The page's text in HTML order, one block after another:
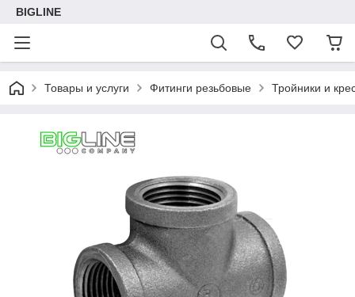
BIGLINE
Товары и услуги Фитинги резьбовые Тройники и